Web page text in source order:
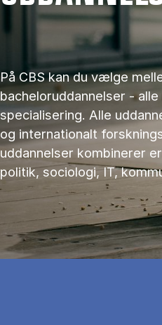
På CBS kan du vælge
bacheloruddannelser -
specialisering. Alle
og internationalt
uddannelser kombinerer
politik, sociologi, IT,